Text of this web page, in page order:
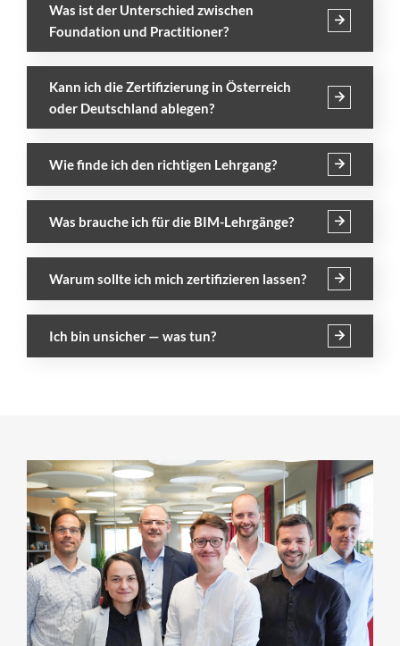
Was ist der Unterschied zwischen
Foundation und Practitioner?
Kann ich die Zertifizierung in Österreich
oder Deutschland ablegen?
Wie finde ich den richtigen Lehrgang?
Was brauche ich für die BIM-Lehrgänge?
Warum sollte ich mich zertifizieren lassen?
Ich bin unsicher — was tun?